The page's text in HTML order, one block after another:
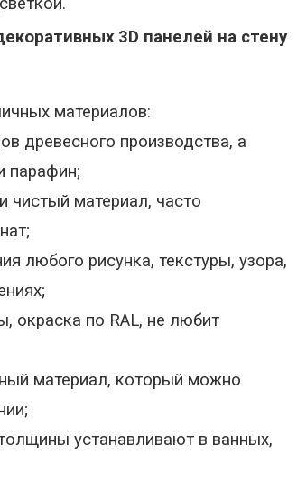
3D панелей на стену
материалов:
древесного производства, а
парафин;
чистый материал, часто
любого рисунка, текстуры, узора,
окраска по RAL, не любит
материал, который можно
устанавливают в ванных,